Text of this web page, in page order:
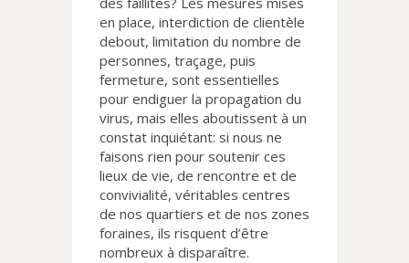
en place, interdiction de clientèle
debout, limitation du nombre de
personnes, traçage, puis
fermeture, sont essentielles
pour endiguer la propagation du
virus, mais elles aboutissent à un
constat inquiétant: si nous ne
faisons rien pour soutenir ces
lieux de vie, de rencontre et de
convivialité, véritables centres
de nos quartiers et de nos zones
foraines, ils risquent d’être
nombreux à disparaître.